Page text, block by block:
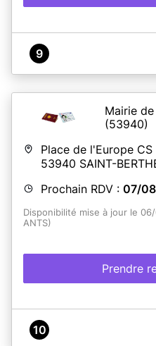
9
Mairie de
(53940)
Place de l'Europe
53940 SAINT-
Prochain RDV : 07/
Disponibilité mise à jour le
ANTS)
Prendre
10